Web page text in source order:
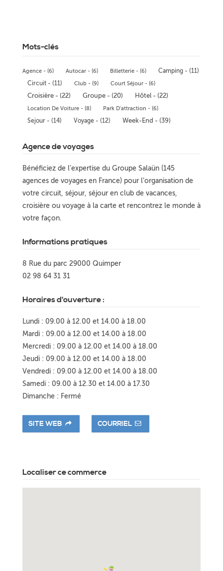
Mots-clés
Agence - (6) Autocar - (6) Billetterie - (6)
Camping - (11)
Circuit - (11)
Club - (9) Court Séjour - (6)
Croisière - (22) Groupe - (20) Hôtel - (22)
Location De Voiture - (8) Park D'attraction - (6)
Sejour - (14) Voyage - (12) Week-End - (39)
Agence de voyages
Bénéficiez de l’expertise du Groupe Salaün (145
agences de voyages en France) pour l’organisation de
votre circuit, séjour, séjour en club de vacances,
croisière ou voyage à la carte et rencontrez le monde à
votre façon.
Informations pratiques
8 Rue du parc 29000 Quimper
02 98 64 31 31
Horaires d'ouverture :
Lundi : 09.00 à 12.00 et 14.00 à 18.00
Mardi : 09.00 à 12.00 et 14.00 à 18.00
Mercredi : 09.00 à 12.00 et 14.00 à 18.00
Jeudi : 09.00 à 12.00 et 14.00 à 18.00
Vendredi : 09.00 à 12.00 et 14.00 à 18.00
Samedi : 09.00 à 12.30 et 14.00 à 17.30
Dimanche : Fermé
SITE WEB COURRIEL
Localiser ce commerce